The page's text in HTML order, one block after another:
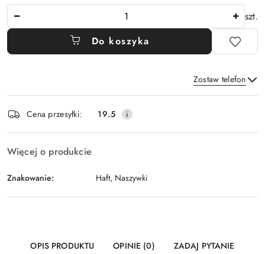
szt.
Do koszyka
Zostaw telefon
Wyślij
i
dostawa
Cena przesyłki: 19.5
Więcej o produkcie
Znakowanie: Haft, Naszywki
OPIS PRODUKTU OPINIE (0) ZADAJ PYTANIE